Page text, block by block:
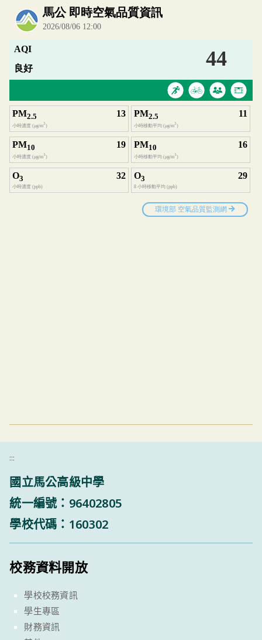
內嵌空氣品質小工具為視覺預覽，完整即時空
:::
國立馬公高級中學
統一編號：96402805
學校代碼：160302
校務資料開放
學校校務資訊
學生專區
財務資訊